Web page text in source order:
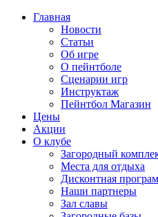
Главная
Новости
Статьи
Об игре
О пейнтболе
Сценарии игр
Инструктаж
Пейнтбол Магазин
Цены
Акции
О клубе
Загородный
Места для отдыха
Дисконтная
Наши партнеры
Зал славы